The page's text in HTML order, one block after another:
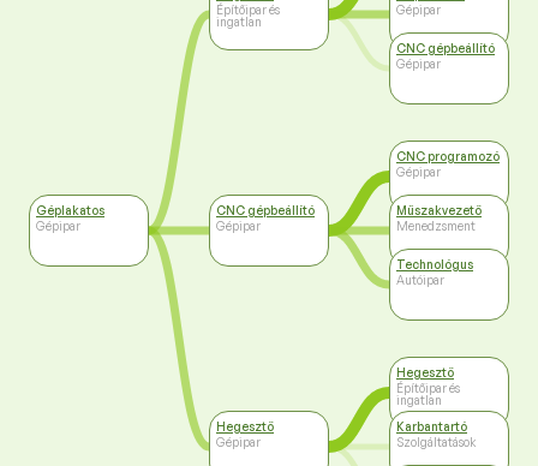
Géplakatos
Gépipar
Építőipar és
ingatlan
CNC gépbeállító
Gépipar
Hegesztő
Gépipar
Gépipar
CNC gépbeállító
Gépipar
CNC programozó
Gépipar
Műszakvezető
Menedzsment
Technológus
Autóipar
Hegesztő
Építőipar és
ingatlan
Karbantartó
Szolgáltatások